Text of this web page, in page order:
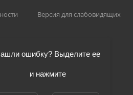
Версия для слабовидящих
ошибку? Выделите ее
и нажмите